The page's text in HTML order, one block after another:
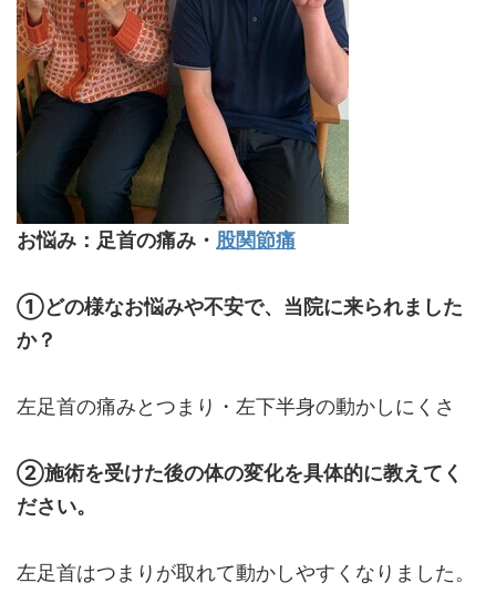
お悩み：足首の痛み・ 股関節痛
①どの様なお悩みや不安で、当院に来られました
か？
左足首の痛みとつまり・左下半身の動かしにくさ
②施術を受けた後の体の変化を具体的に教えてく
ださい。
左足首はつまりが取れて動かしやすくなりました。